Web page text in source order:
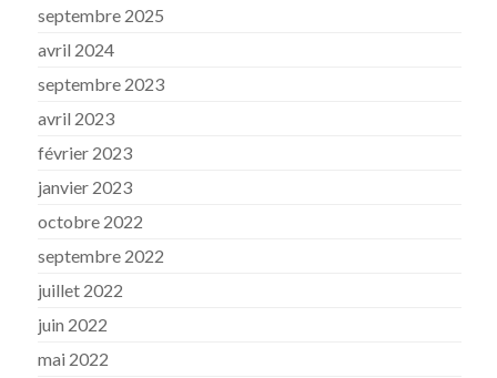
septembre 2025
avril 2024
septembre 2023
avril 2023
février 2023
janvier 2023
octobre 2022
septembre 2022
juillet 2022
juin 2022
mai 2022